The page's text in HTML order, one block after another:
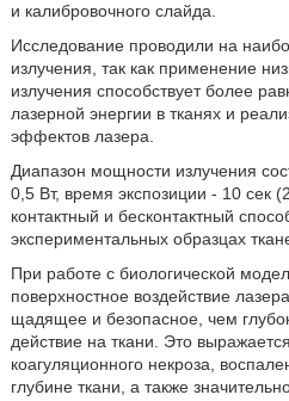
и калибровочного слайда.
Исследование проводили на
излучения, так как применение
излучения способствует более
лазерной энергии в тканях и
эффектов лазера.
Диапазон мощности излучения
0,5 Вт, время экспозиции - 10 сек
контактный и бесконтактный
экспериментальных образцах
При работе с биологической
поверхностное воздействие
щадящее и безопасное, чем
действие на ткани. Это
коагуляционного некроза,
глубине ткани, а также